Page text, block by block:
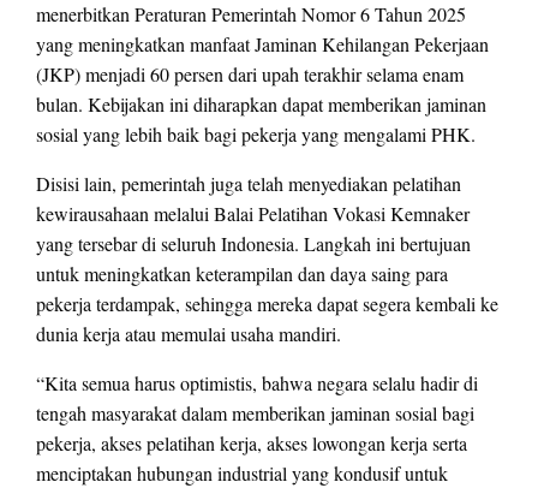
menerbitkan Peraturan Pemerintah Nomor 6 Tahun 2025
yang meningkatkan manfaat Jaminan Kehilangan Pekerjaan
(JKP) menjadi 60 persen dari upah terakhir selama enam
bulan. Kebijakan ini diharapkan dapat memberikan jaminan
sosial yang lebih baik bagi pekerja yang mengalami PHK.
Disisi lain, pemerintah juga telah menyediakan pelatihan
kewirausahaan melalui Balai Pelatihan Vokasi Kemnaker
yang tersebar di seluruh Indonesia. Langkah ini bertujuan
untuk meningkatkan keterampilan dan daya saing para
pekerja terdampak, sehingga mereka dapat segera kembali ke
dunia kerja atau memulai usaha mandiri.
“Kita semua harus optimistis, bahwa negara selalu hadir di
tengah masyarakat dalam memberikan jaminan sosial bagi
pekerja, akses pelatihan kerja, akses lowongan kerja serta
menciptakan hubungan industrial yang kondusif untuk